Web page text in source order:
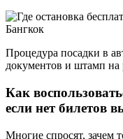
Процедура посадки в
документов и штамп на
Как
если нет билетов
Многие спросят, зачем